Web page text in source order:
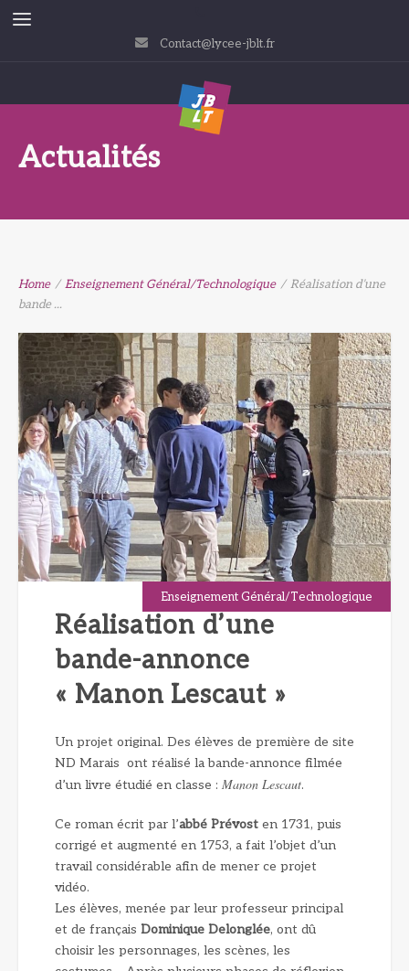
Contact@lycee-jblt.fr
Actualités
Home /Enseignement Général/Technologique /Réalisation d’une
bande ...
Enseignement Général/Technologique
Réalisation d’une
bande-annonce
« Manon Lescaut »
Un projet original. Des élèves de première de site
ND Marais ont réalisé la bande-annonce filmée
d’un livre étudié en classe : Manon Lescaut.
Ce roman écrit par l’abbé Prévost en 1731, puis
corrigé et augmenté en 1753, a fait l’objet d’un
travail considérable afin de mener ce projet
vidéo.
Les élèves, menée par leur professeur principal
et de français Dominique Delonglée, ont dû
choisir les personnages, les scènes, les